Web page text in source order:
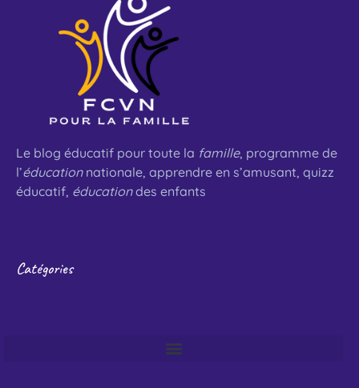
Le blog éducatif pour toute la famille, programme de
l’éducationnationale, apprendre en s’amusant, quizz
éducatif, éducationdes enfants
Catégories